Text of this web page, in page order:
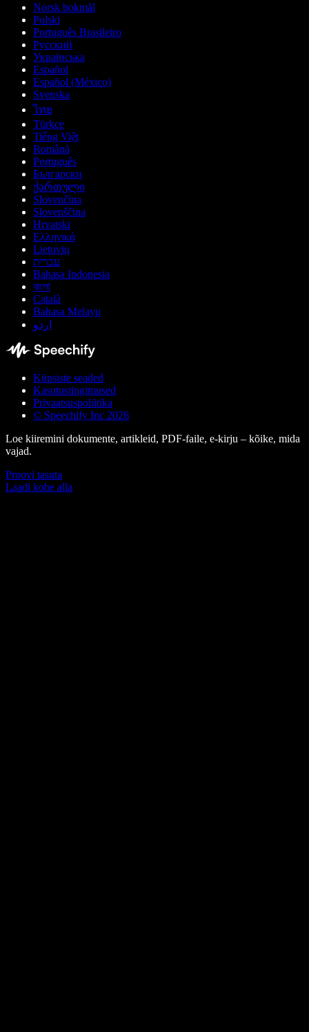
Norsk bokmål
Polski
Português Brasileiro
Русский
Українська
Español
Español (México)
Svenska
ไทย
Türkçe
Tiếng Việt
Română
Português
Български
ქართული
Slovenčina
Slovenščina
Hrvatski
Ελληνικά
Lietuvių
עברית
Bahasa Indonesia
বাংলা
Català
Bahasa Melayu
اردو
Küpsiste seaded
Kasutustingimused
Privaatsuspoliitika
© Speechify Inc 2026
Loe kiiremini dokumente, artikleid, PDF-faile, e-kirju – kõike, mida
vajad.
Proovi tasuta
Laadi kohe alla